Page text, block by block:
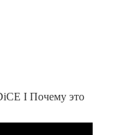
I Почему это